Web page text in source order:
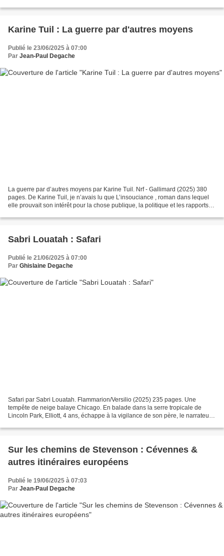
Karine Tuil : La guerre par d'autres moyens
Publié le 23/06/2025 à 07:00
Par Jean-Paul Degache
La guerre par d’autres moyens par Karine Tuil. Nrf - Gallimard (2025) 380
pages. De Karine Tuil, je n’avais lu que L’insouciance , roman dans lequel
elle prouvait son intérêt pour la chose publique, la politique et les rapports
Sabri Louatah : Safari
Publié le 21/06/2025 à 07:00
Par Ghislaine Degache
Safari par Sabri Louatah. Flammarion/Versilio (2025) 235 pages. Une
tempête de neige balaye Chicago. En balade dans la serre tropicale de
Lincoln Park, Elliott, 4 ans, échappe à la vigilance de son père, le narrateur,
Sur les chemins de Stevenson : Cévennes &
autres itinéraires européens
Publié le 19/06/2025 à 07:03
Par Jean-Paul Degache